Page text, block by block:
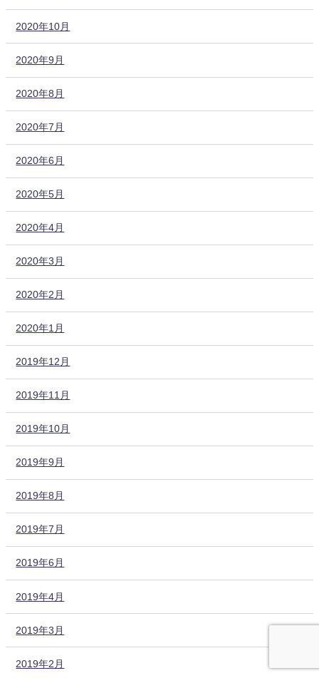
2020年10月
2020年9月
2020年8月
2020年7月
2020年6月
2020年5月
2020年4月
2020年3月
2020年2月
2020年1月
2019年12月
2019年11月
2019年10月
2019年9月
2019年8月
2019年7月
2019年6月
2019年4月
2019年3月
2019年2月